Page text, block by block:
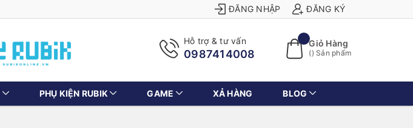
ĐĂNG NHẬP ĐĂNG KÝ
Hỗ trợ & tư vấn
0987414008
Giỏ Hàng
() Sản phẩm
PHỤ KIỆN RUBIK GAME XẢ HÀNG BLOG